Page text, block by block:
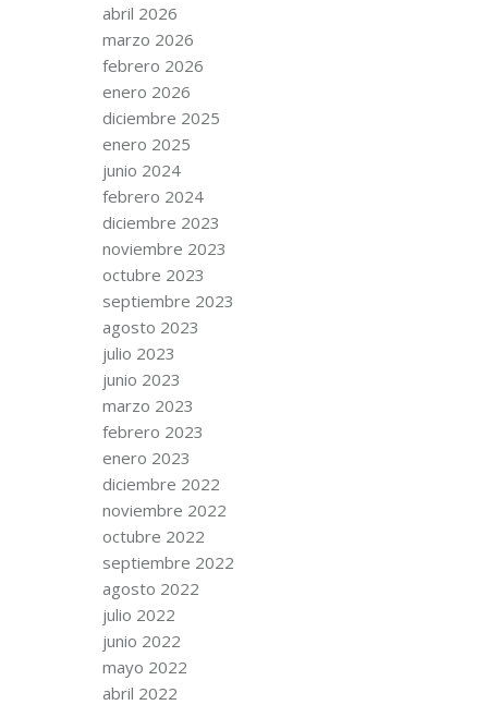
abril 2026
marzo 2026
febrero 2026
enero 2026
diciembre 2025
enero 2025
junio 2024
febrero 2024
diciembre 2023
noviembre 2023
octubre 2023
septiembre 2023
agosto 2023
julio 2023
junio 2023
marzo 2023
febrero 2023
enero 2023
diciembre 2022
noviembre 2022
octubre 2022
septiembre 2022
agosto 2022
julio 2022
junio 2022
mayo 2022
abril 2022